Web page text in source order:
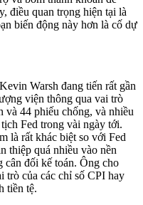
điều quan trọng hiện tại là
biến động này hơn là cố dự
Warsh đang tiến rất gần
viện thông qua vai trò
và 44 phiếu chống, và nhiều
Fed trong vài ngày tới.
là rất khác biệt so với Fed
thiệp quá nhiều vào nền
cân đối kế toán. Ông cho
trò của các chỉ số CPI hay
tiền tệ.